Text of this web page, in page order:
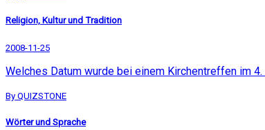
Religion, Kultur und Tradition
2008-11-25
Welches Datum wurde bei einem Kirchentreffen im
By QUIZSTONE
Wörter und Sprache